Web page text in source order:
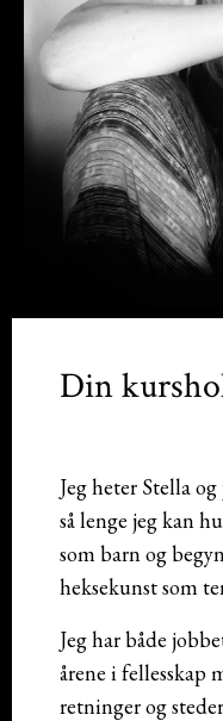
Din
Jeg heter Stella
så lenge jeg kan
som barn og
heksekunst som
Jeg har både
årene i fellesskap
retninger og